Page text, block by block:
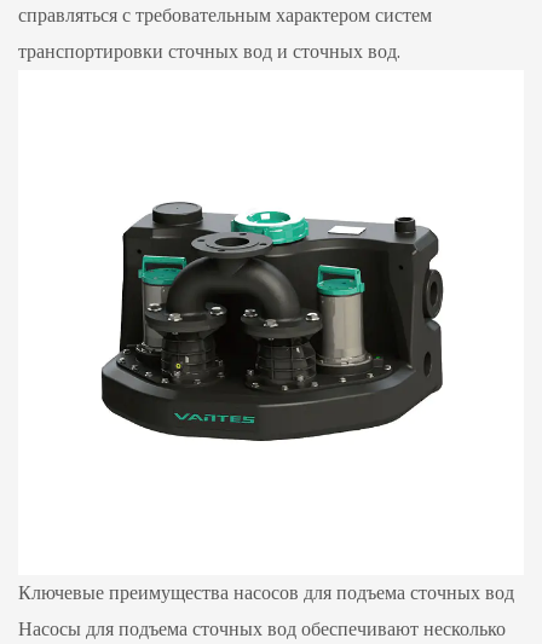
справляться с требовательным характером систем
транспортировки сточных вод и сточных вод.
Ключевые преимущества насосов для подъема сточных вод
Насосы для подъема сточных вод обеспечивают несколько